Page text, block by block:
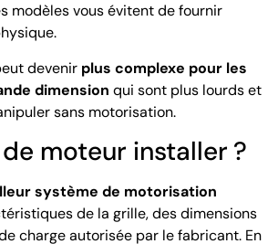
modèles vous évitent de fournir
devenir plus complexe pour les
dimension qui sont plus lourds et
sans motorisation.
moteur installer ?
système de motorisation
de la grille, des dimensions
charge autorisée par le fabricant. En